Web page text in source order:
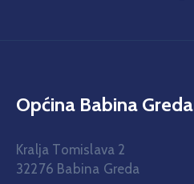
Općina Babina Greda
Kralja Tomislava 2
32276 Babina Greda